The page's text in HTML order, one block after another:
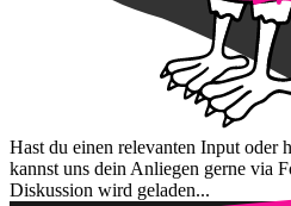
Hast du einen relevanten Input oder
kannst uns dein Anliegen gerne via
Diskussion wird geladen...